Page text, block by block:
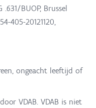
BUOP, Brussel
405-20121120,
ongeacht leeftijd of
VDAB. VDAB is niet